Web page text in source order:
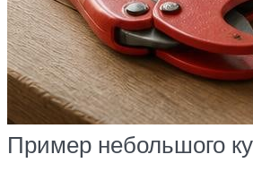
Пример небольшого